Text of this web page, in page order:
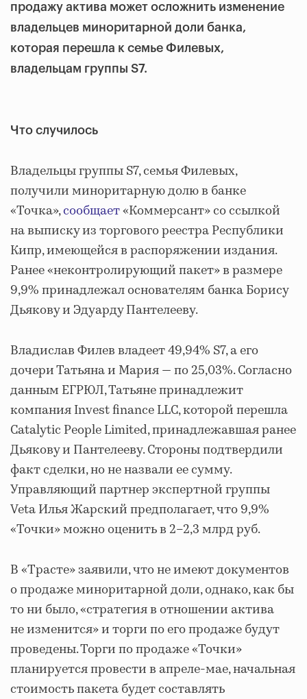
продажу актива может осложнить изменение
владельцев миноритарной доли банка,
которая перешла к семье Филевых,
владельцам группы S7.
Что случилось
Владельцы группы S7, семья Филевых,
получили миноритарную долю в банке
«Точка»,сообщает«Коммерсант» со ссылкой
на выписку из торгового реестра Республики
Кипр, имеющейся в распоряжении издания.
Ранее «неконтролирующий пакет» в размере
9,9% принадлежал основателям банка Борису
Дьякову и Эдуарду Пантелееву.
Владислав Филев владеет 49,94% S7, а его
дочери Татьяна и Мария — по 25,03%. Согласно
данным ЕГРЮЛ, Татьяне принадлежит
компания Invest finance LLC, которой перешла
Catalytic People Limited, принадлежавшая ранее
Дьякову и Пантелееву. Стороны подтвердили
факт сделки, но не назвали ее сумму.
Управляющий партнер экспертной группы
Veta Илья Жарский предполагает, что 9,9%
«Точки» можно оценить в 2–2,3 млрд руб.
В «Трасте» заявили, что не имеют документов
о продаже миноритарной доли, однако, как бы
то ни было, «стратегия в отношении актива
не изменится» и торги по его продаже будут
проведены. Торги по продаже «Точки»
планируется провести в апреле-мае, начальная
стоимость пакета будет составлять